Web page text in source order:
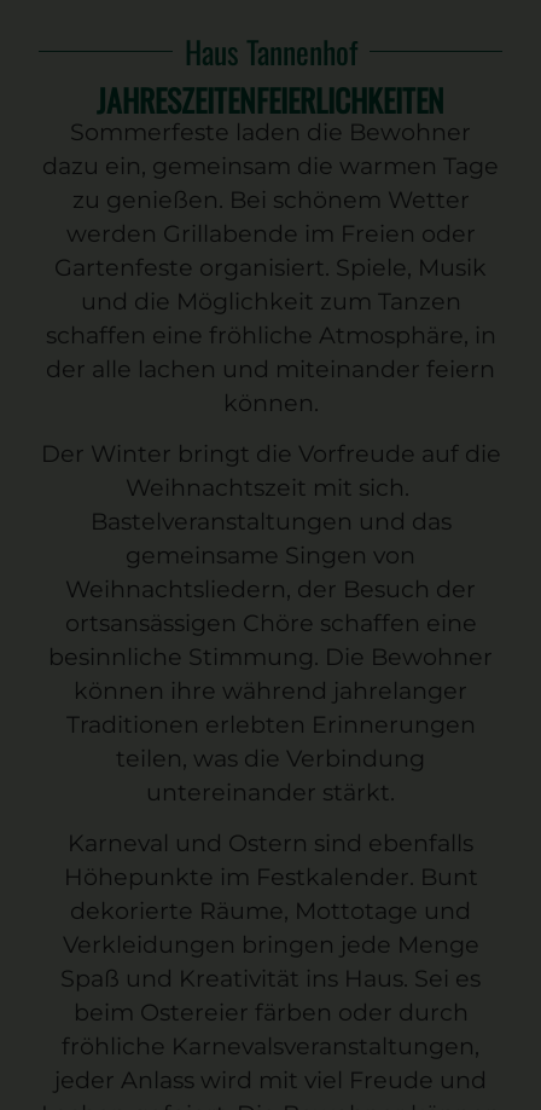
Haus Tannenhof
JAHRESZEITENFEIERLICHKEITEN
Sommerfeste laden die Bewohner
dazu ein, gemeinsam die warmen Tage
zu genießen. Bei schönem Wetter
werden Grillabende im Freien oder
Gartenfeste organisiert. Spiele, Musik
und die Möglichkeit zum Tanzen
schaffen eine fröhliche Atmosphäre, in
der alle lachen und miteinander feiern
können.
Der Winter bringt die Vorfreude auf die
Weihnachtszeit mit sich.
Bastelveranstaltungen und das
gemeinsame Singen von
Weihnachtsliedern, der Besuch der
ortsansässigen Chöre schaffen eine
besinnliche Stimmung. Die Bewohner
können ihre während jahrelanger
Traditionen erlebten Erinnerungen
teilen, was die Verbindung
untereinander stärkt.
Karneval und Ostern sind ebenfalls
Höhepunkte im Festkalender. Bunt
dekorierte Räume, Mottotage und
Verkleidungen bringen jede Menge
Spaß und Kreativität ins Haus. Sei es
beim Ostereier färben oder durch
fröhliche Karnevalsveranstaltungen,
jeder Anlass wird mit viel Freude und